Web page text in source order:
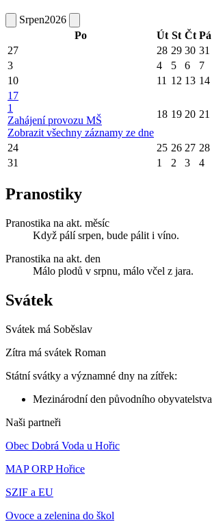
Srpen2026
Po
Út St Čt Pá
27
28 29 30 31
3
4 5 6 7
10
11 12 13 14
17
1
Zahájení provozu MŠ
Zobrazit všechny záznamy ze dne
18 19 20 21
24 25 26 27 28
31
1 2 3 4
Pranostiky
Pranostika na akt. měsíc
Když pálí srpen, bude pálit i víno.
Pranostika na akt. den
Málo plodů v srpnu, málo včel z jara.
Svátek
Svátek má Soběslav
Zítra má svátek Roman
Státní svátky a významné dny na zítřek:
Mezinárodní den původního obyvatelstva
Naši partneři
Obec Dobrá Voda u Hořic
MAP ORP Hořice
SZIF a EU
Ovoce a zelenina do škol